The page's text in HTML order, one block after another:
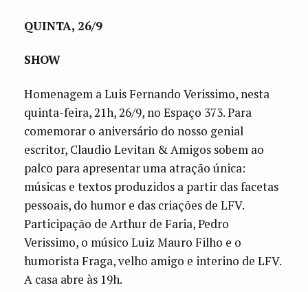
QUINTA, 26/9
SHOW
Homenagem a Luis Fernando Verissimo, nesta
quinta-feira, 21h, 26/9, no Espaço 373. Para
comemorar o aniversário do nosso genial
escritor, Claudio Levitan & Amigos sobem ao
palco para apresentar uma atração única:
músicas e textos produzidos a partir das facetas
pessoais, do humor e das criações de LFV.
Participação de Arthur de Faria, Pedro
Verissimo, o músico Luiz Mauro Filho e o
humorista Fraga, velho amigo e interino de LFV.
A casa abre às 19h.